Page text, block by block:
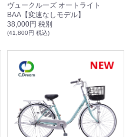
ヴュークルーズ オートライト
BAA【変速なしモデル】
38,000円 税別
(41,800円 税込)